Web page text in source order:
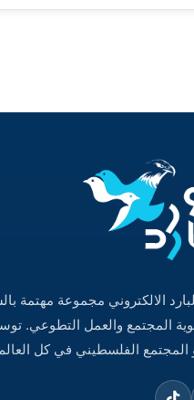
الالكتروني مجموعة مهتمة
المجتمع والعمل التطوعي.
المجتمع الفلسطيني في كل